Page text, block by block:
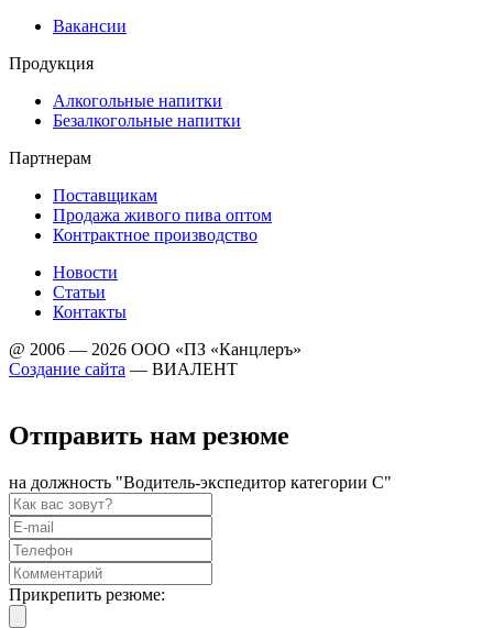
Вакансии
Продукция
Алкогольные напитки
Безалкогольные напитки
Партнерам
Поставщикам
Продажа живого пива оптом
Контрактное производство
Новости
Статьи
Контакты
@ 2006 — 2026 ООО «ПЗ «Канцлеръ»
Создание сайта — ВИАЛЕНТ
Отправить нам резюме
на должность "Водитель-экспедитор категории С"
Прикрепить резюме: